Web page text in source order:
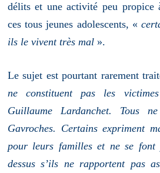
délits et une activité peu propice
ces tous jeunes adolescents, «
ils le vivent très mal».
Le sujet est pourtant rarement
ne constituent pas les
Guillaume Lardanchet. Tous
Gavroches. Certains expriment
pour leurs familles et ne se font
dessus s’ils ne rapportent pas